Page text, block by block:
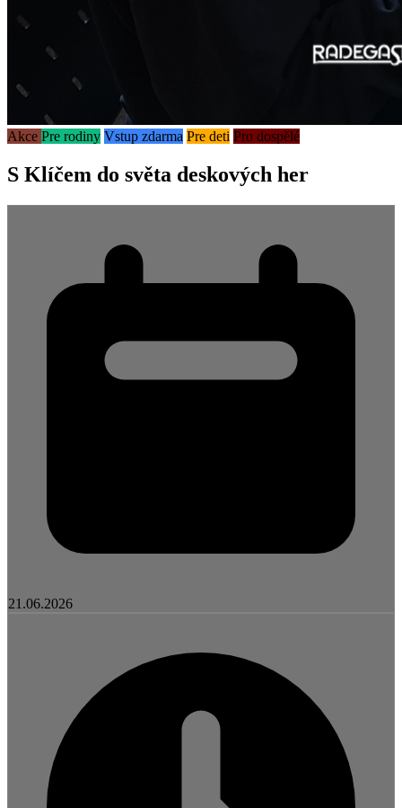
Akce Pre rodiny Vstup zdarma Pre deti Pro dospělé
S Klíčem do světa deskových her
21.06.2026